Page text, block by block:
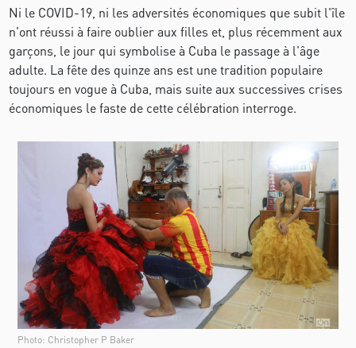
Ni le COVID-19, ni les adversités économiques que subit l'île
n'ont réussi à faire oublier aux filles et, plus récemment aux
garçons, le jour qui symbolise à Cuba le passage à l'âge
adulte. La fête des quinze ans est une tradition populaire
toujours en vogue à Cuba, mais suite aux successives crises
économiques le faste de cette célébration interroge.
Photo: Christopher P Baker